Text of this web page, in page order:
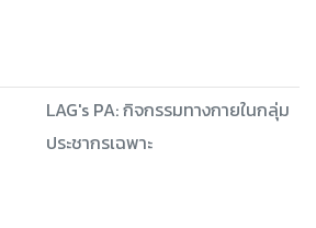
LAG's PA: กิจกรรมทางกายในกลุ่ม
ประชากรเฉพาะ